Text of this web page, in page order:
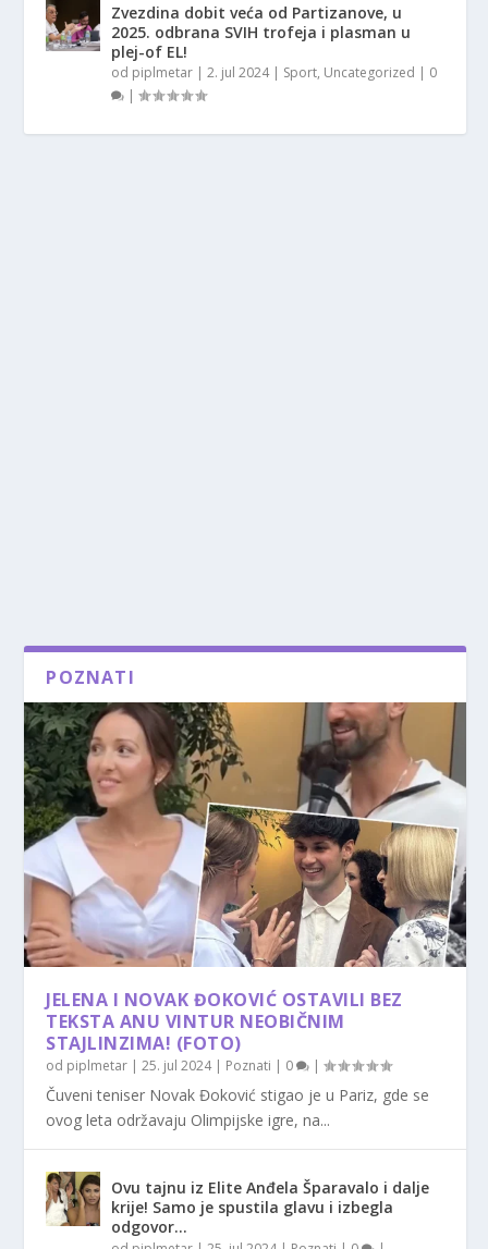
Zvezdina dobit veća od Partizanove, u
2025. odbrana SVIH trofeja i plasman u
plej-of EL!
od piplmetar |2. jul 2024| Sport, Uncategorized | 0
|
POZNATI
JELENA I NOVAK ĐOKOVIĆ OSTAVILI BEZ
TEKSTA ANU VINTUR NEOBIČNIM
STAJLINZIMA! (FOTO)
od piplmetar |25. jul 2024| Poznati | 0 |
Čuveni teniser Novak Đoković stigao je u Pariz, gde se
ovog leta održavaju Olimpijske igre, na...
Ovu tajnu iz Elite Anđela Šparavalo i dalje
krije! Samo je spustila glavu i izbegla
odgovor…